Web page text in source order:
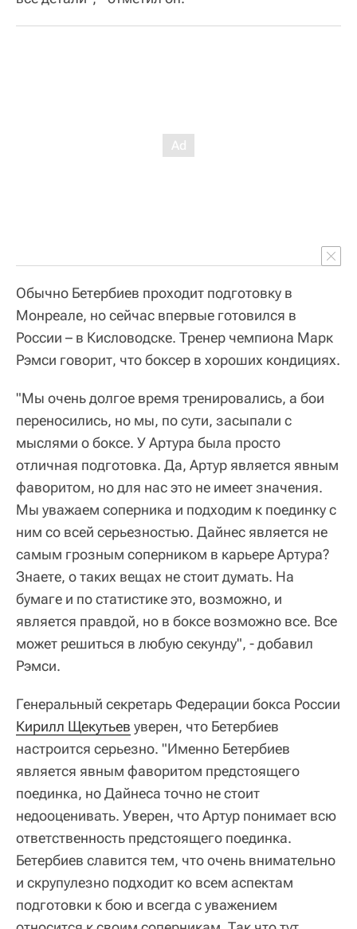
Обычно Бетербиев проходит подготовку в
Монреале, но сейчас впервые готовился в
России – в Кисловодске. Тренер чемпиона Марк
Рэмси говорит, что боксер в хороших кондициях.
"Мы очень долгое время тренировались, а бои
переносились, но мы, по сути, засыпали с
мыслями о боксе. У Артура была просто
отличная подготовка. Да, Артур является явным
фаворитом, но для нас это не имеет значения.
Мы уважаем соперника и подходим к поединку с
ним со всей серьезностью. Дайнес является не
самым грозным соперником в карьере Артура?
Знаете, о таких вещах не стоит думать. На
бумаге и по статистике это, возможно, и
является правдой, но в боксе возможно все. Все
может решиться в любую секунду", - добавил
Рэмси.
Генеральный секретарь Федерации бокса России
Кирилл Щекутьев уверен, что Бетербиев
настроится серьезно. "Именно Бетербиев
является явным фаворитом предстоящего
поединка, но Дайнеса точно не стоит
недооценивать. Уверен, что Артур понимает всю
ответственность предстоящего поединка.
Бетербиев славится тем, что очень внимательно
и скрупулезно подходит ко всем аспектам
подготовки к бою и всегда с уважением